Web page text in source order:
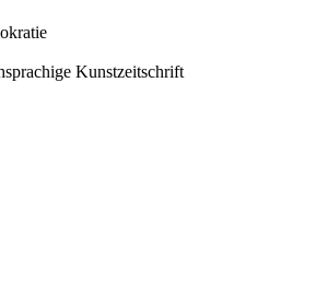
Kunstzeitschrift